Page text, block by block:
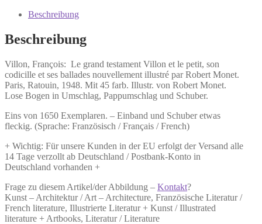
testament
et
le
Menge
Beschreibung
Beschreibung
Villon, François: Le grand testament Villon et le petit, son
codicille et ses ballades nouvellement illustré par Robert Monet.
Paris, Ratouin, 1948. Mit 45 farb. Illustr. von Robert Monet.
Lose Bogen in Umschlag, Pappumschlag und Schuber.
Eins von 1650 Exemplaren. – Einband und Schuber etwas
fleckig. (Sprache: Französisch / Français / French)
+ Wichtig: Für unsere Kunden in der EU erfolgt der Versand alle
14 Tage verzollt ab Deutschland / Postbank-Konto in
Deutschland vorhanden +
Frage zu diesem Artikel/der Abbildung – Kontakt?
Kunst – Architektur / Art – Architecture, Französische Literatur /
French literature, Illustrierte Literatur + Kunst / Illustrated
literature + Artbooks, Literatur / Literature